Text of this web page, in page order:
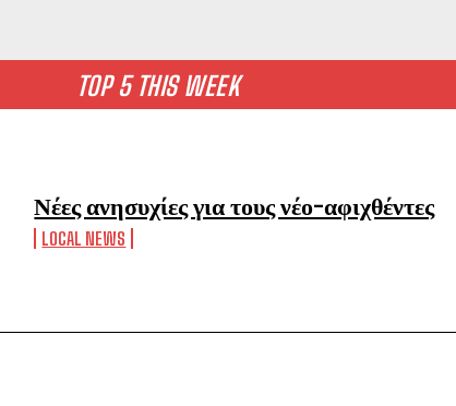
TOP 5 THIS WEEK
Νέες ανησυχίες για τους νέο-αφιχθέντες
LOCAL NEWS